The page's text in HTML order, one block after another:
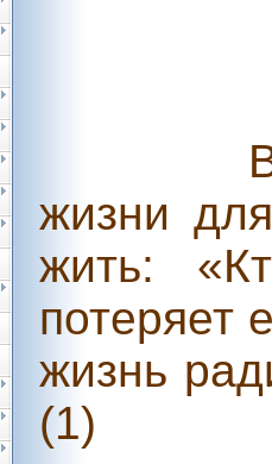
жизни
жить:
потеряет
жизнь
(1)